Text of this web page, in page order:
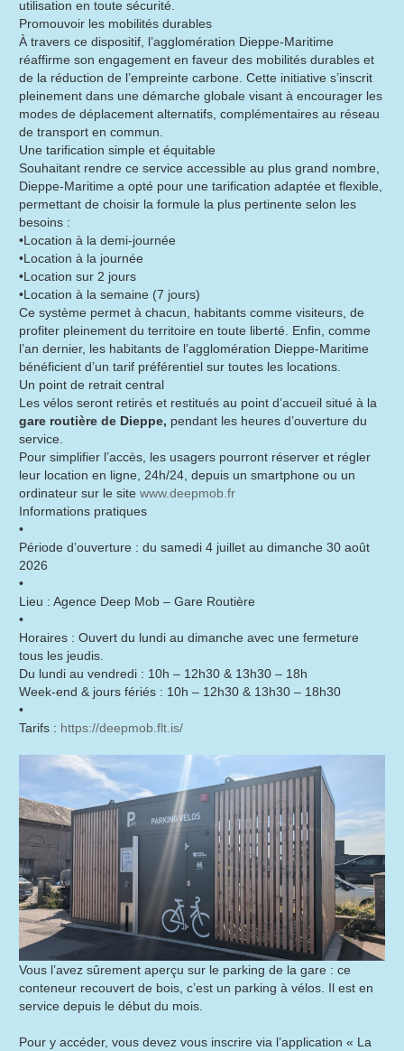
utilisation en toute sécurité.
Promouvoir les mobilités durables
À travers ce dispositif, l’agglomération Dieppe-Maritime
réaffirme son engagement en faveur des mobilités durables et
de la réduction de l’empreinte carbone. Cette initiative s’inscrit
pleinement dans une démarche globale visant à encourager les
modes de déplacement alternatifs, complémentaires au réseau
de transport en commun.
Une tarification simple et équitable
Souhaitant rendre ce service accessible au plus grand nombre,
Dieppe-Maritime a opté pour une tarification adaptée et flexible,
permettant de choisir la formule la plus pertinente selon les
besoins :
•Location à la demi-journée
•Location à la journée
•Location sur 2 jours
•Location à la semaine (7 jours)
Ce système permet à chacun, habitants comme visiteurs, de
profiter pleinement du territoire en toute liberté. Enfin, comme
l’an dernier, les habitants de l’agglomération Dieppe-Maritime
bénéficient d’un tarif préférentiel sur toutes les locations.
Un point de retrait central
Les vélos seront retirés et restitués au point d’accueil situé à la
gare routière de Dieppe, pendant les heures d’ouverture du
service.
Pour simplifier l’accès, les usagers pourront réserver et régler
leur location en ligne, 24h/24, depuis un smartphone ou un
ordinateur sur le sitewww.deepmob.fr
Informations pratiques
•
Période d’ouverture : du samedi 4 juillet au dimanche 30 août
2026
•
Lieu : Agence Deep Mob – Gare Routière
•
Horaires : Ouvert du lundi au dimanche avec une fermeture
tous les jeudis.
Du lundi au vendredi : 10h – 12h30 & 13h30 – 18h
Week-end & jours fériés : 10h – 12h30 & 13h30 – 18h30
•
Tarifs : https://deepmob.flt.is/
Vous l’avez sûrement aperçu sur le parking de la gare : ce
conteneur recouvert de bois, c’est un parking à vélos. Il est en
service depuis le début du mois.
Pour y accéder, vous devez vous inscrire via l’application « La